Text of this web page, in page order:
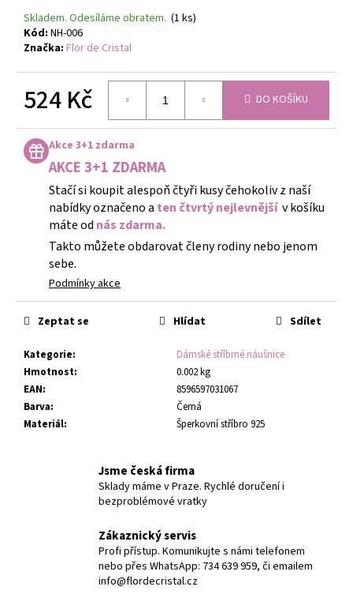
Skladem. Odesíláme obratem. (1 ks)
Kód: NH-006
Značka: Flor de Cristal
524 Kč
cena:
DO KOŠÍKU
Akce 3+1 zdarma
AKCE 3+1 ZDARMA
Stačí si koupit alespoň čtyři kusy čehokoliv z naší
nabídky označeno a ten čtvrtý nejlevnější v košíku
máte od nás zdarma.
Takto můžete obdarovat členy rodiny nebo jenom
sebe.
Podmínky akce
Kategorie:
Dámské stříbrné náušnice
Hmotnost:
0.002 kg
EAN:
8596597031067
Barva:
Černá
Materiál: Šperkovní stříbro 925
Zeptat se Hlídat Sdílet
Jsme česká firma
Sklady máme v Praze. Rychlé doručení i
bezproblémové vratky
Zákaznický servis
Profi přístup. Komunikujte s námi telefonem
nebo přes WhatsApp: 734 639 959, či emailem
info@flordecristal.cz